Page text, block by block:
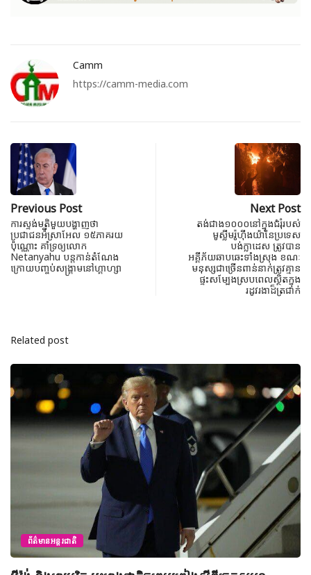
Camm
https://camm-media.com
Previous Post
ការស្ទង់មតិមួយបង្ហាញថា
ប្រជាជនអ៉ីស្រាអែល ១៥ភាគរយ
ប៉ុណ្ណោះ គាំទ្រឲ្យលោក
Netanyahu បន្តកាន់តំណែង
ក្រោយបញ្ចប់សង្រ្គាមនៅហ្គាហ្សា
Next Post
តង់ជាង១០០០នៅក្នុងជំរុំរបស់
មូស្លីមរ៉ូហ៊ីងយ៉ានៃប្រទេស
បង់ក្លាដេស ត្រូវបាន
អគ្គីភ័យឆាបឆេះទាំងស្រុង ខណៈ
មនុស្សជាច្រើនពាន់នាក់ត្រូវគ្មាន
ផ្ទះសម្បែងស្របពេលស្ថិតក្នុង
រដូវរងាដ៏ត្រជាក់
Related post
ព័ត៌មានជាតិ
យុវសិស្សកម្ពុជា២រូបចូលរួមប្រឡងទន្ទេញគម្ពីរអាល់គូរអានចាំ
មាត់លំដាប់ពិភពលោក លើកទី៤៦ នៅទីក្រុងម៉ាក់កះ ប្រទេស